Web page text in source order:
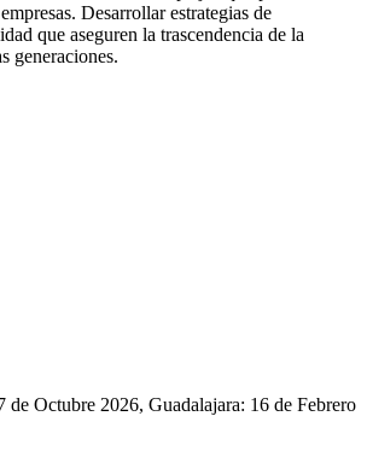
Desarrollar estrategias de
que aseguren la trascendencia de la
generaciones.
Octubre 2026, Guadalajara: 16 de Febrero